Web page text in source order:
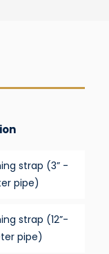
strap (3” -
pipe)
strap (12”-
pipe)